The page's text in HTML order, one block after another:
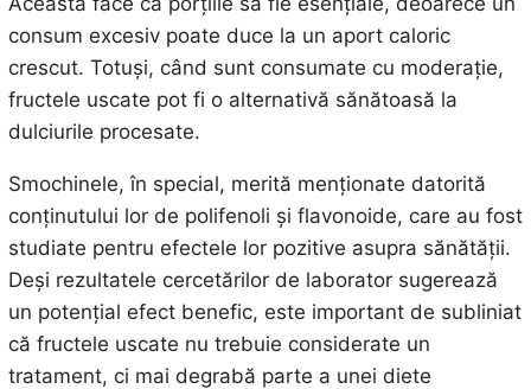
consum excesiv poate duce la un aport caloric
crescut. Totuși, când sunt consumate cu moderație,
fructele uscate pot fi o alternativă sănătoasă la
dulciurile procesate.
Smochinele, în special, merită menționate datorită
conținutului lor de polifenoli și flavonoide, care au fost
studiate pentru efectele lor pozitive asupra sănătății.
Deși rezultatele cercetărilor de laborator sugerează
un potențial efect benefic, este important de subliniat
că fructele uscate nu trebuie considerate un
tratament, ci mai degrabă parte a unei diete